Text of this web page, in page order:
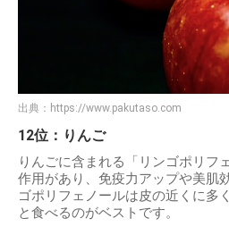
出典： https://www.pakutaso.com
12位：りんご
りんごに含まれる「リンゴポリフ
作用があり、免疫力アップや美肌
ゴポリフェノールは皮の近くに多
と食べるのがベストです。